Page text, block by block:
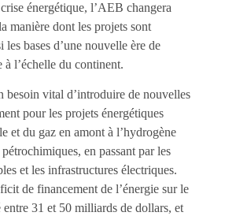
énergétique, l’AEB changera
manière dont les projets sont
les bases d’une nouvelle ère de
à l’échelle du continent.
besoin vital d’introduire de nouvelles
pour les projets énergétiques
et du gaz en amont à l’hydrogène
en passant par les
et les infrastructures électriques.
de financement de l’énergie sur le
entre 31 et 50 milliards de dollars, et